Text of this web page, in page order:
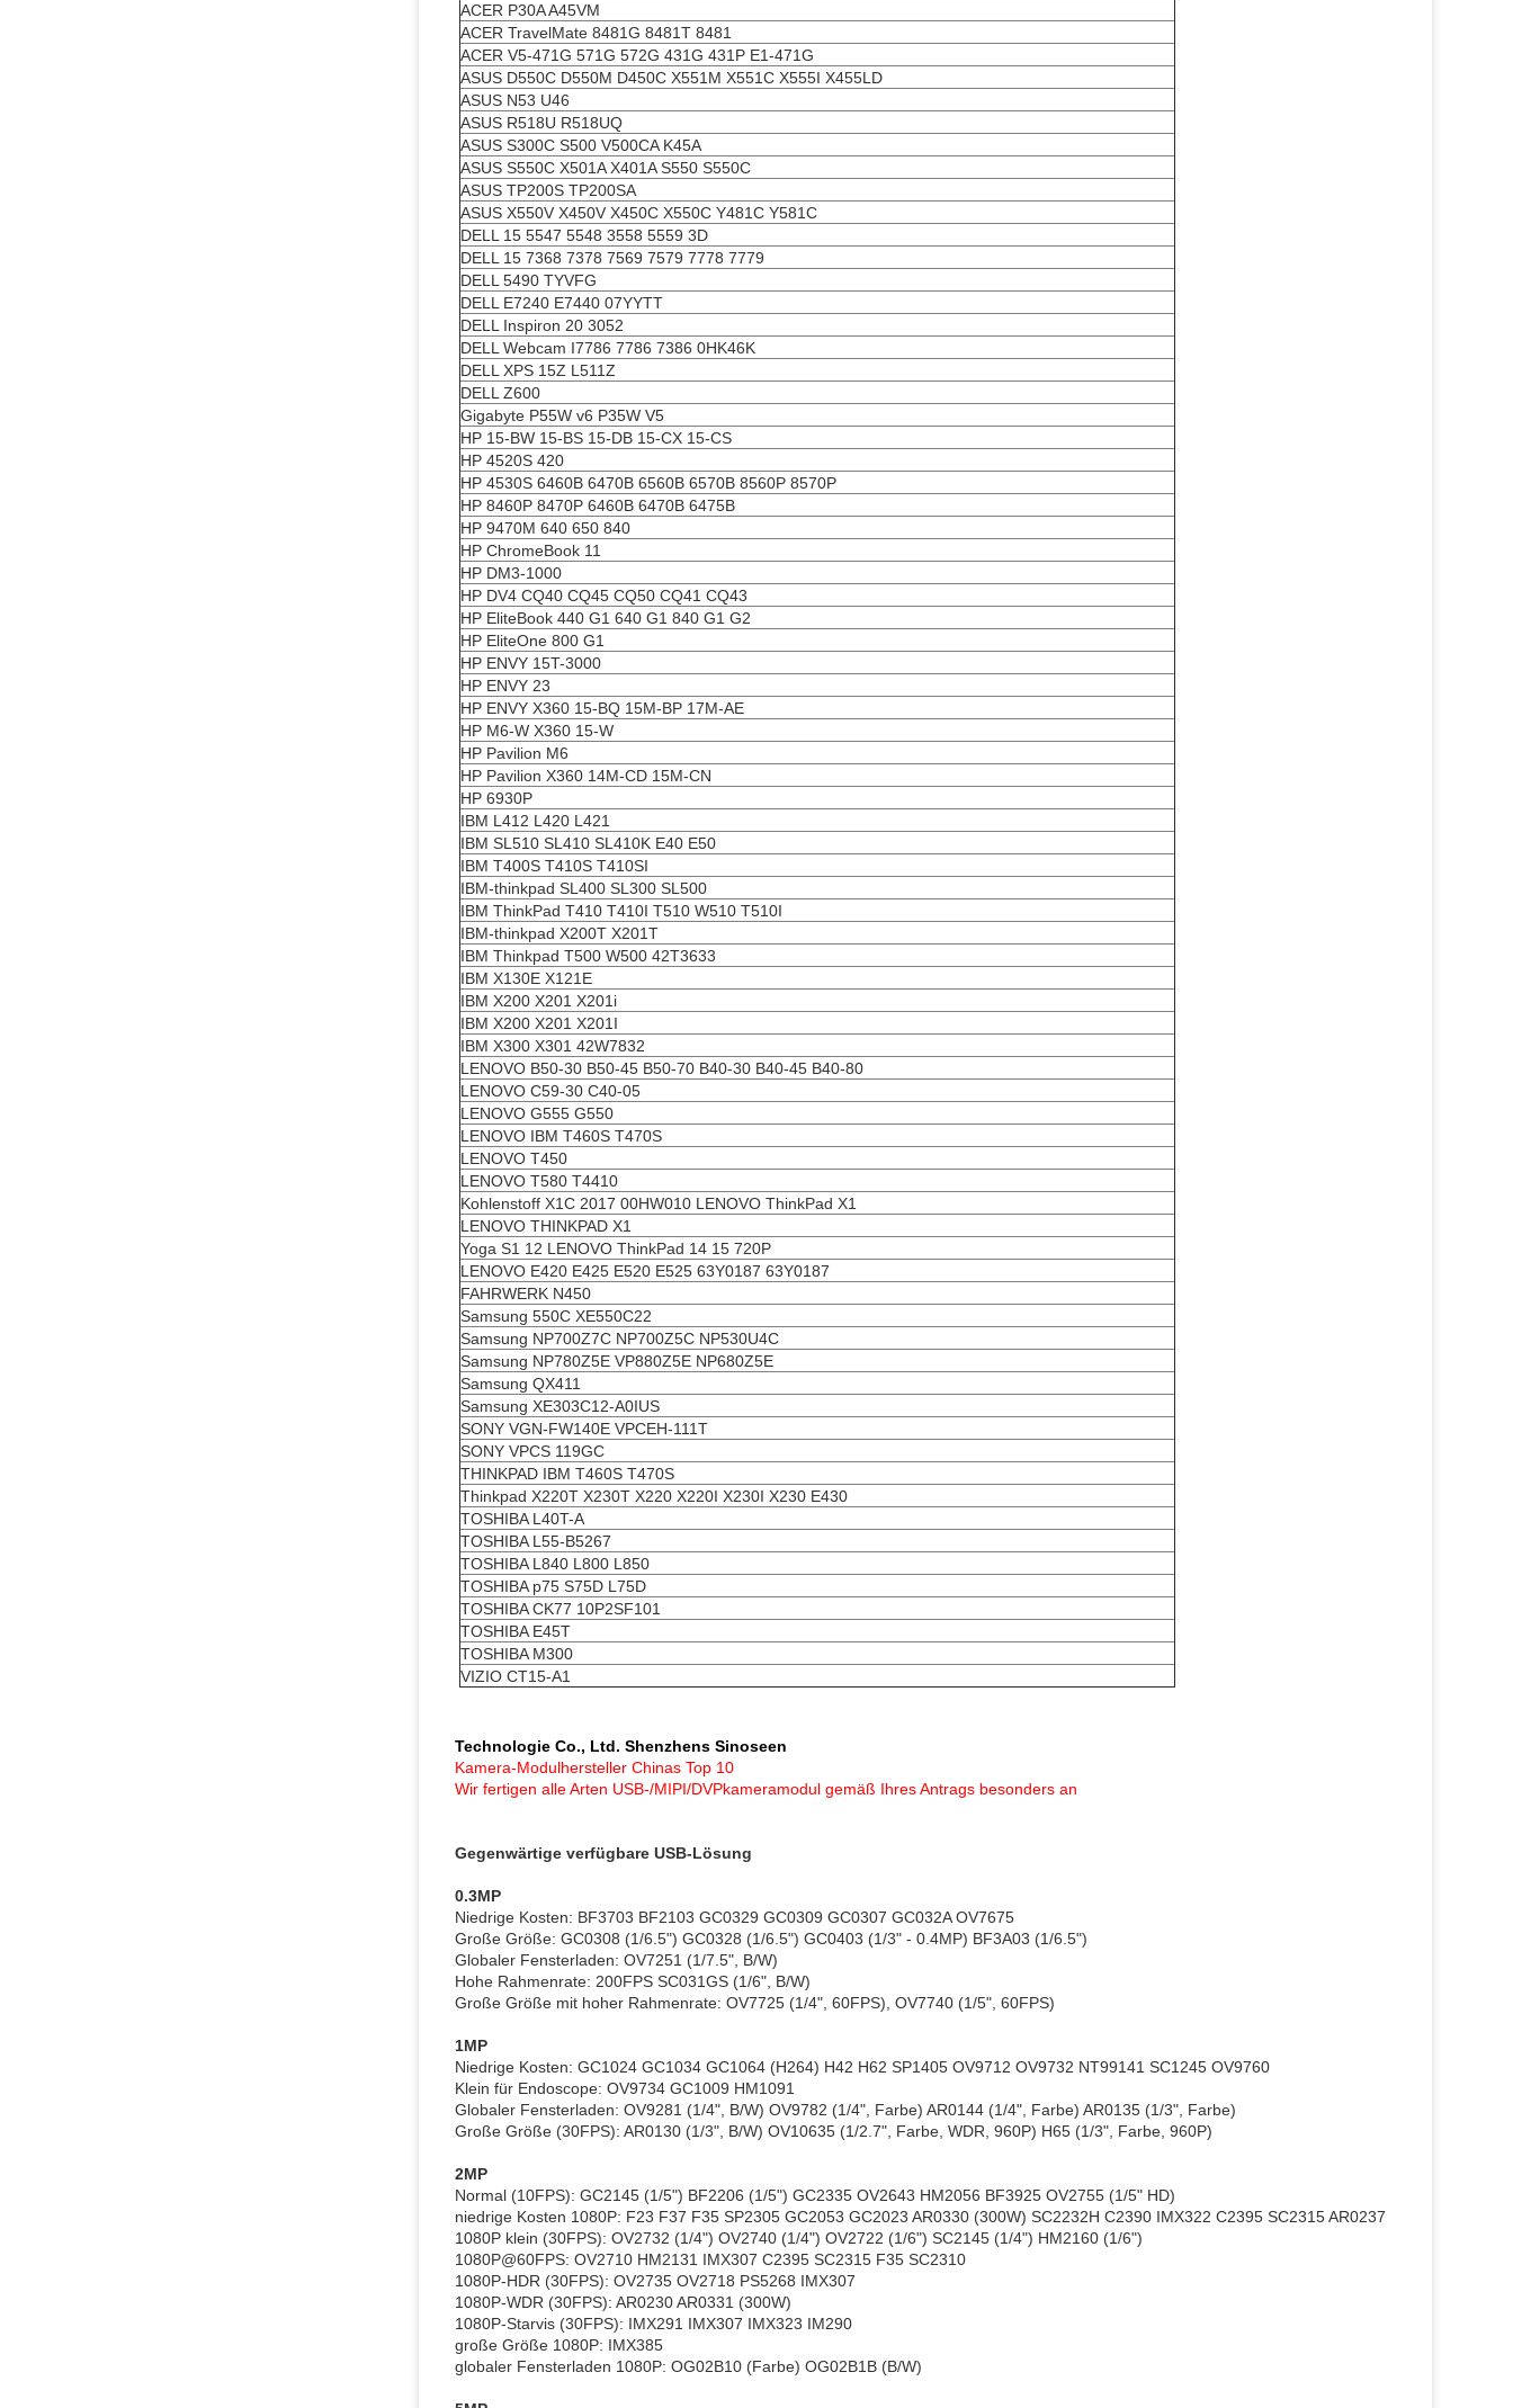
ACER P30A A45VM
ACER TravelMate 8481G 8481T 8481
ACER V5-471G 571G 572G 431G 431P E1-471G
ASUS D550C D550M D450C X551M X551C X555I X455LD
ASUS N53 U46
ASUS R518U R518UQ
ASUS S300C S500 V500CA K45A
ASUS S550C X501A X401A S550 S550C
ASUS TP200S TP200SA
ASUS X550V X450V X450C X550C Y481C Y581C
DELL 15 5547 5548 3558 5559 3D
DELL 15 7368 7378 7569 7579 7778 7779
DELL 5490 TYVFG
DELL E7240 E7440 07YYTT
DELL Inspiron 20 3052
DELL Webcam I7786 7786 7386 0HK46K
DELL XPS 15Z L511Z
DELL Z600
Gigabyte P55W v6 P35W V5
HP 15-BW 15-BS 15-DB 15-CX 15-CS
HP 4520S 420
HP 4530S 6460B 6470B 6560B 6570B 8560P 8570P
HP 8460P 8470P 6460B 6470B 6475B
HP 9470M 640 650 840
HP ChromeBook 11
HP DM3-1000
HP DV4 CQ40 CQ45 CQ50 CQ41 CQ43
HP EliteBook 440 G1 640 G1 840 G1 G2
HP EliteOne 800 G1
HP ENVY 15T-3000
HP ENVY 23
HP ENVY X360 15-BQ 15M-BP 17M-AE
HP M6-W X360 15-W
HP Pavilion M6
HP Pavilion X360 14M-CD 15M-CN
HP 6930P
IBM L412 L420 L421
IBM SL510 SL410 SL410K E40 E50
IBM T400S T410S T410SI
IBM-thinkpad SL400 SL300 SL500
IBM ThinkPad T410 T410I T510 W510 T510I
IBM-thinkpad X200T X201T
IBM Thinkpad T500 W500 42T3633
IBM X130E X121E
IBM X200 X201 X201i
IBM X200 X201 X201I
IBM X300 X301 42W7832
LENOVO B50-30 B50-45 B50-70 B40-30 B40-45 B40-80
LENOVO C59-30 C40-05
LENOVO G555 G550
LENOVO IBM T460S T470S
LENOVO T450
LENOVO T580 T4410
Kohlenstoff X1C 2017 00HW010 LENOVO ThinkPad X1
LENOVO THINKPAD X1
Yoga S1 12 LENOVO ThinkPad 14 15 720P
LENOVO E420 E425 E520 E525 63Y0187 63Y0187
FAHRWERK N450
Samsung 550C XE550C22
Samsung NP700Z7C NP700Z5C NP530U4C
Samsung NP780Z5E VP880Z5E NP680Z5E
Samsung QX411
Samsung XE303C12-A0IUS
SONY VGN-FW140E VPCEH-111T
SONY VPCS 119GC
THINKPAD IBM T460S T470S
Thinkpad X220T X230T X220 X220I X230I X230 E430
TOSHIBA L40T-A
TOSHIBA L55-B5267
TOSHIBA L840 L800 L850
TOSHIBA p75 S75D L75D
TOSHIBA CK77 10P2SF101
TOSHIBA E45T
TOSHIBA M300
VIZIO CT15-A1
Technologie Co., Ltd. Shenzhens Sinoseen
Kamera-Modulhersteller Chinas Top 10
Wir fertigen alle Arten USB-/MIPI/DVPkameramodul gemäß Ihres Antrags besonders an
Gegenwärtige verfügbare USB-Lösung
0.3MP
Niedrige Kosten: BF3703 BF2103 GC0329 GC0309 GC0307 GC032A OV7675
Große Größe: GC0308 (1/6.5") GC0328 (1/6.5") GC0403 (1/3" - 0.4MP) BF3A03 (1/6.5")
Globaler Fensterladen: OV7251 (1/7.5", B/W)
Hohe Rahmenrate: 200FPS SC031GS (1/6", B/W)
Große Größe mit hoher Rahmenrate: OV7725 (1/4", 60FPS), OV7740 (1/5", 60FPS)
1MP
Niedrige Kosten: GC1024 GC1034 GC1064 (H264) H42 H62 SP1405 OV9712 OV9732 NT99141 SC1245 OV9760
Klein für Endoscope: OV9734 GC1009 HM1091
Globaler Fensterladen: OV9281 (1/4", B/W) OV9782 (1/4", Farbe) AR0144 (1/4", Farbe) AR0135 (1/3", Farbe)
Große Größe (30FPS): AR0130 (1/3", B/W) OV10635 (1/2.7", Farbe, WDR, 960P) H65 (1/3", Farbe, 960P)
2MP
Normal (10FPS): GC2145 (1/5") BF2206 (1/5") GC2335 OV2643 HM2056 BF3925 OV2755 (1/5" HD)
niedrige Kosten 1080P: F23 F37 F35 SP2305 GC2053 GC2023 AR0330 (300W) SC2232H C2390 IMX322 C2395 SC2315 AR0237
1080P klein (30FPS): OV2732 (1/4") OV2740 (1/4") OV2722 (1/6") SC2145 (1/4") HM2160 (1/6")
1080P@60FPS: OV2710 HM2131 IMX307 C2395 SC2315 F35 SC2310
1080P-HDR (30FPS): OV2735 OV2718 PS5268 IMX307
1080P-WDR (30FPS): AR0230 AR0331 (300W)
1080P-Starvis (30FPS): IMX291 IMX307 IMX323 IM290
große Größe 1080P: IMX385
globaler Fensterladen 1080P: OG02B10 (Farbe) OG02B1B (B/W)